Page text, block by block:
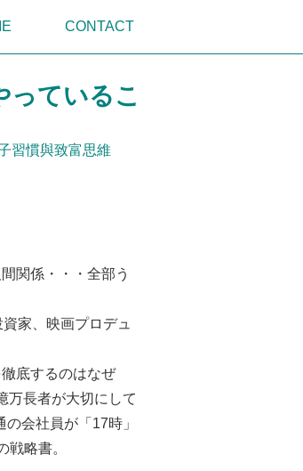
CONTACT
っているこ
習慣與致富思維
関係・・・全部う
家、映画プロデュ
底するのはなぜ
長者が大切にして
会社員が「17時」
略書。